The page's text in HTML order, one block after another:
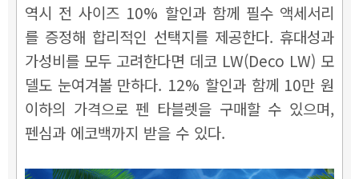
역시 전 사이즈 10% 할인과 함께 필수 액세서리
를 증정해 합리적인 선택지를 제공한다. 휴대성과
가성비를 모두 고려한다면 데코 LW(Deco LW) 모
델도 눈여겨볼 만하다. 12% 할인과 함께 10만 원
이하의 가격으로 펜 타블렛을 구매할 수 있으며,
펜심과 에코백까지 받을 수 있다.